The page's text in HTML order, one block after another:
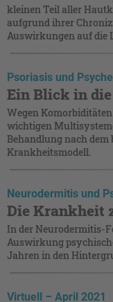
kleinen Teil aller
aufgrund ihrer
Auswirkungen auf die
Psoriasis und Psyche
Ein Blick in
Wegen
wichtigen
Behandlung nach
Krankheitsmodell.
Neurodermitis und
Die Krankheit
In der Neurodermitis-
Auswirkung
Jahren in den
Virtuell – April 2021